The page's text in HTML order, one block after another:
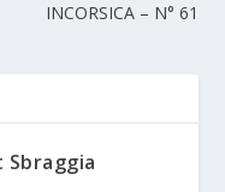
INCORSICA – N° 61